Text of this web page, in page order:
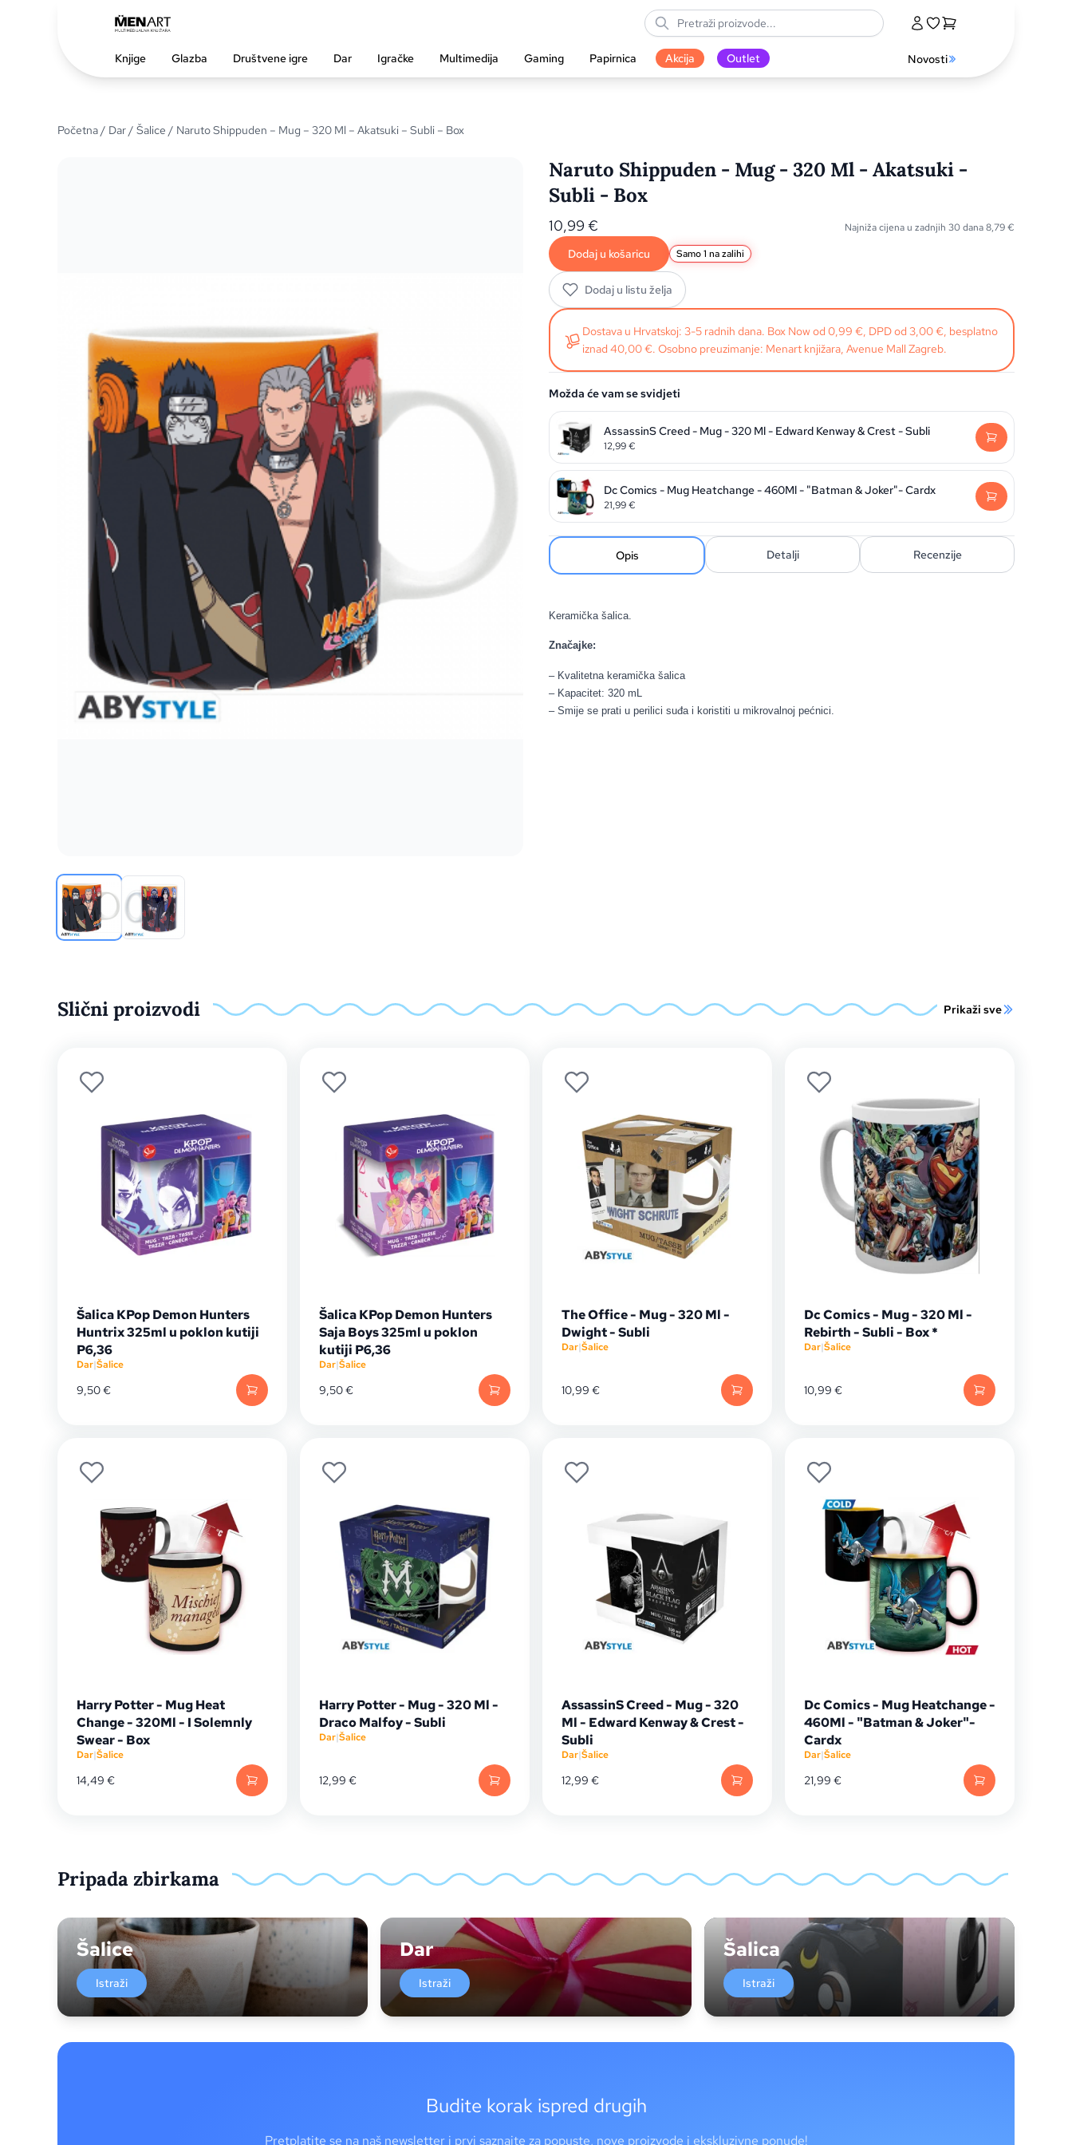
Knjige Glazba Društvene igre Dar Igračke Multimedija Gaming Papirnica Akcija Outlet Novosti
Početna/ Dar/ Šalice / Naruto Shippuden – Mug – 320 Ml – Akatsuki – Subli – Box
Naruto Shippuden - Mug - 320 Ml - Akatsuki -
Subli - Box
10,99 € Najniža cijena u zadnjih 30 dana8,79€
Dodaj u košaricu Samo 1 na zalihi
Dodaj u listu želja
Dostava u Hrvatskoj: 3-5 radnih dana. Box Now od 0,99 €, DPD od 3,00 €, besplatno
iznad 40,00 €. Osobno preuzimanje: Menart knjižara, Avenue Mall Zagreb.
Možda će vam se svidjeti
AssassinS Creed - Mug - 320 Ml - Edward Kenway & Crest - Subli
12,99€
Dc Comics - Mug Heatchange - 460Ml - "Batman & Joker"- Cardx
21,99€
Opis Detalji Recenzije
Keramička šalica.
Značajke:
– Kvalitetna keramička šalica
– Kapacitet: 320 mL
– Smije se prati u perilici suđa i koristiti u mikrovalnoj pećnici.
Slični proizvodi Prikaži sve
Šalica KPop Demon Hunters
Huntrix 325ml u poklon kutiji
P6,36
Dar|Šalice
9,50€
Šalica KPop Demon Hunters
Saja Boys 325ml u poklon
kutiji P6,36
Dar|Šalice
9,50€
The Office - Mug - 320 Ml -
Dwight - Subli
Dar|Šalice
10,99 €
Dc Comics - Mug - 320 Ml -
Rebirth - Subli - Box *
Dar|Šalice
10,99 €
Harry Potter - Mug Heat
Change - 320Ml - I Solemnly
Swear - Box
Dar|Šalice
14,49 €
Harry Potter - Mug - 320 Ml -
Draco Malfoy - Subli
Dar|Šalice
12,99 €
AssassinS Creed - Mug - 320
Ml - Edward Kenway & Crest -
Subli
Dar|Šalice
12,99 €
Dc Comics - Mug Heatchange -
460Ml - "Batman & Joker"-
Cardx
Dar|Šalice
21,99 €
Pripada zbirkama
Šalice
Istraži
Dar
Istraži
Šalica
Istraži
Budite korak ispred drugih
Pretplatite se na naš newsletter i prvi saznajte za popuste, nove proizvode i ekskluzivne ponude!